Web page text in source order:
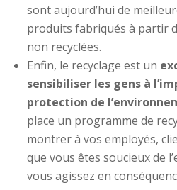
sont aujourd’hui de
produits fabriqués à partir
non recyclées.
Enfin, le recyclage est un
sensibiliser les gens à
protection de
place un programme de
montrer à vos employés,
que vous êtes soucieux de
vous agissez en